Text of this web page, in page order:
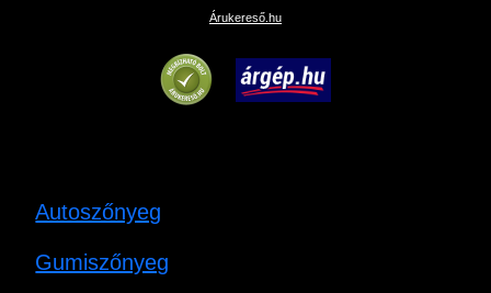
Árukereső.hu
Autoszőnyeg
Gumiszőnyeg